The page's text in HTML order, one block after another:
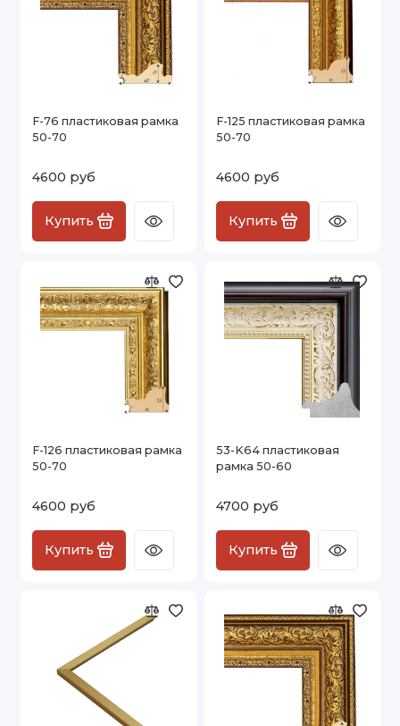
F-76 пластиковая рамка
50-70
4600 руб
Купить
F-125 пластиковая рамка
50-70
4600 руб
Купить
F-126 пластиковая рамка
50-70
4600 руб
Купить
53-K64 пластиковая
рамка 50-60
4700 руб
Купить